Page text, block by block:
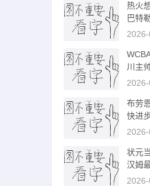
热火
巴特
川主
负稳
布劳
快进
出色
状元
汉姆
一